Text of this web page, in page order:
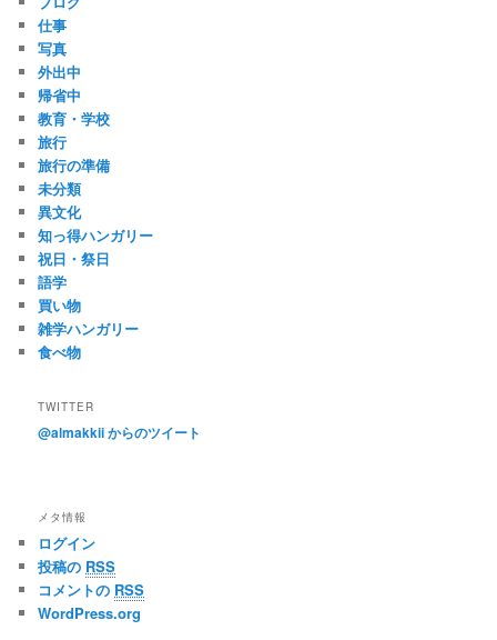
仕事
写真
外出中
帰省中
教育・学校
旅行
旅行の準備
未分類
異文化
知っ得ハンガリー
祝日・祭日
語学
買い物
雑学ハンガリー
食べ物
TWITTER
@almakkii からのツイート
メタ情報
ログイン
投稿の RSS
コメントの RSS
WordPress.org